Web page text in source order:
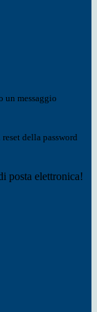
un messaggio
della password
posta elettronica!